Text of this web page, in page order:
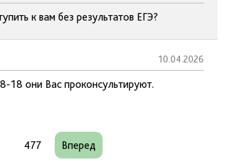
к вам без результатов ЕГЭ?
10.04.2026
18 они Вас проконсультируют.
477 Вперед